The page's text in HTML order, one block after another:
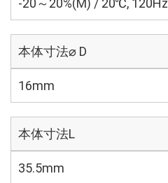
-20～20%(M) / 20℃, 120Hz
本体寸法⌀ D
16mm
本体寸法L
35.5mm